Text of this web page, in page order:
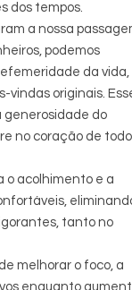
dos tempos.
a nossa
podemos
da vida,
vindas originais.
generosidade do
no coração de
o acolhimento e a
tanto no
melhorar o foco, a
enquanto